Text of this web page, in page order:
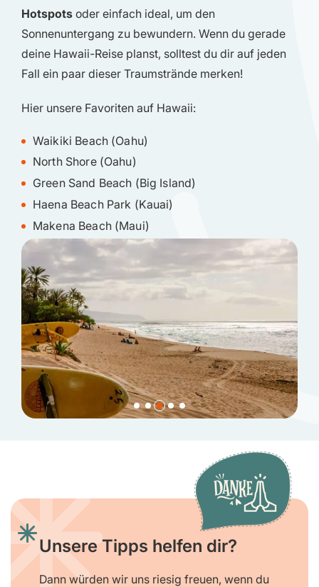
Hotspots oder einfach ideal, um den
Sonnenuntergang zu bewundern. Wenn du gerade
deine Hawaii-Reise planst, solltest du dir auf jeden
Fall ein paar dieser Traumstrände merken!
Hier unsere Favoriten auf Hawaii:
Waikiki Beach (Oahu)
North Shore (Oahu)
Green Sand Beach (Big Island)
Haena Beach Park (Kauai)
Makena Beach (Maui)
Unsere Tipps helfen dir?
Dann würden wir uns riesig freuen, wenn du